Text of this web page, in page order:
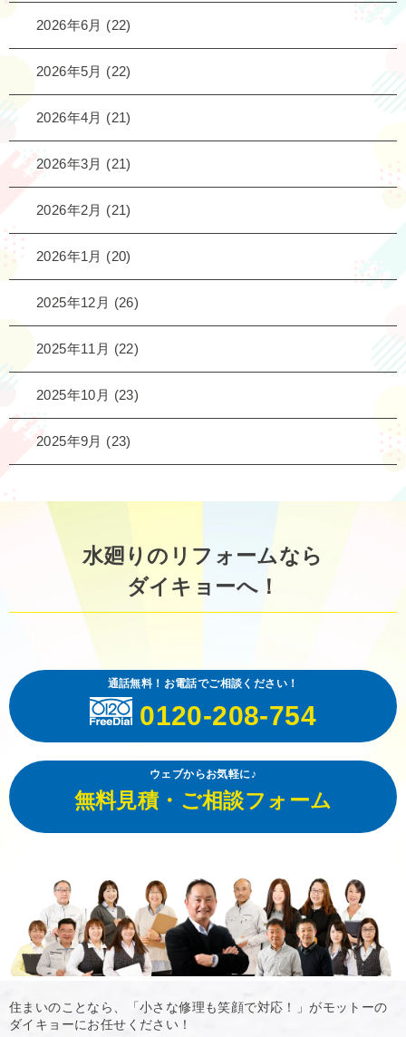
2026年6月 (22)
2026年5月 (22)
2026年4月 (21)
2026年3月 (21)
2026年2月 (21)
2026年1月 (20)
2025年12月 (26)
2025年11月 (22)
2025年10月 (23)
2025年9月 (23)
水廻りのリフォームなら
ダイキョーへ！
通話無料！お電話でご相談ください！
0120-208-754
ウェブからお気軽に♪
無料見積・ご相談フォーム
住まいのことなら、「小さな修理も笑顔で対応！」がモットーの
ダイキョーにお任せください！